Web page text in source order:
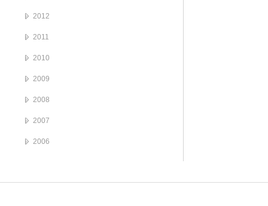
2012
2011
2010
2009
2008
2007
2006